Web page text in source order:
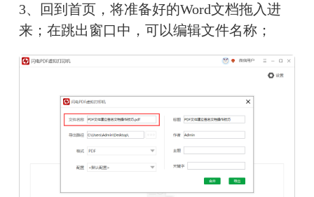
3、回到首页，将准备好的Word文档拖入进
来；在跳出窗口中，可以编辑文件名称；